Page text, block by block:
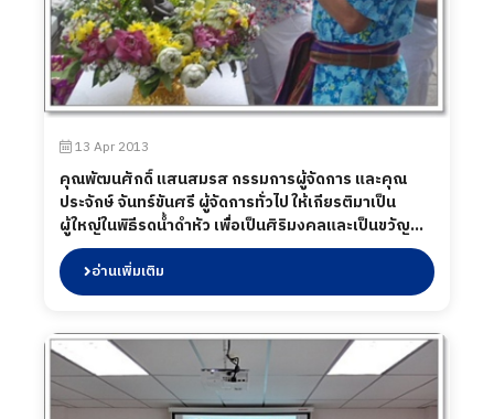
13 Apr 2013
คุณพัฒนศักดิ์ แสนสมรส กรรมการผู้จัดการ และคุณ
ประจักษ์ จันทร์ขันศรี ผู้จัดการทั่วไป ให้เกียรติมาเป็น
ผู้ใหญ่ในพิธีรดน้ำดำหัว เพื่อเป็นศิริมงคลและเป็นขวัญ
กำลังใจในการทำงานแก่พนักงาน เนื่องในเทศกาล
สงกรานต์ 2013
อ่านเพิ่มเติม